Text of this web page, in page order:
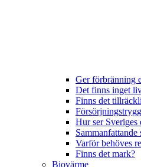
Ger förbränning
Det finns inget
Finns det
Hur ser Sveriges
Varför behöves
Finns det mark?
Biovärme